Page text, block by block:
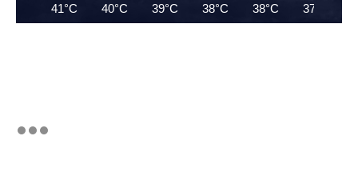
41°C 40°C 39°C 38°C 38°C 37°C